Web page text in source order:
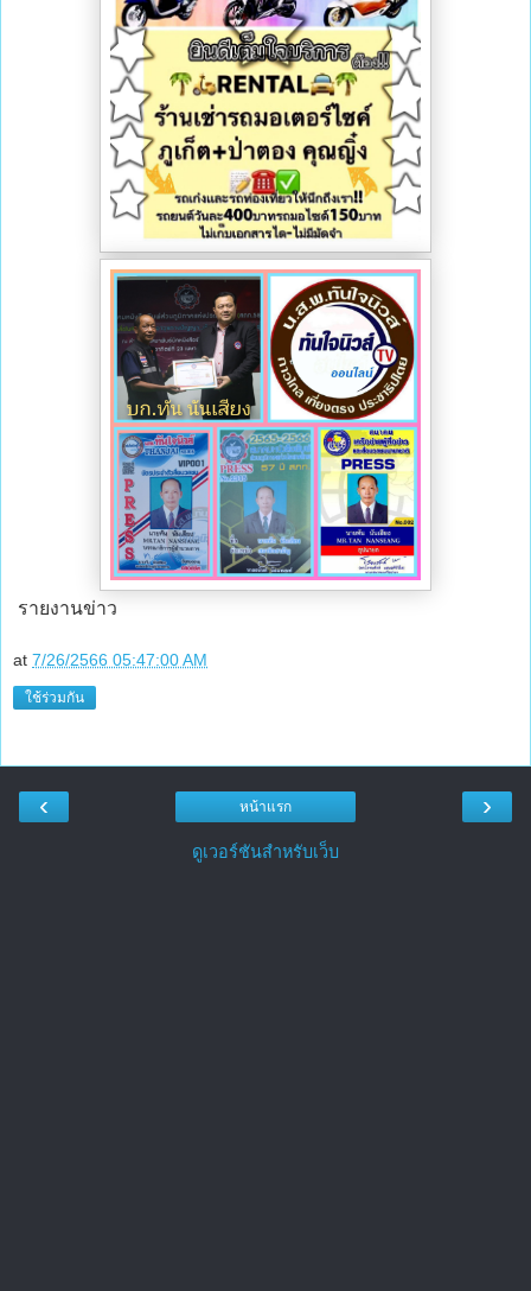
รายงานข่าว
at 7/26/2566 05:47:00 AM
ใช้ร่วมกัน
‹ ›
หน้าแรก
ดูเวอร์ชันสำหรับเว็บ